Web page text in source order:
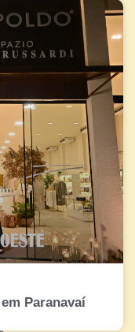
Paranavaí